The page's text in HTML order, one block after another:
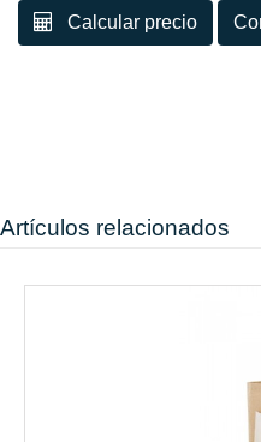
Calcular precio
Artículos relacionados